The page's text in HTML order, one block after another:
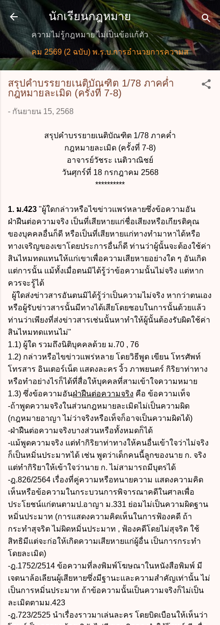
ข้ามไปที่เนื้อหาหลัก
นักเรียนกฎหมาย
ความไม่รู้กฎหมาย ไม่เป็นข้อแก้ตัว
2569 (2 ฉบับ) พ.ร.บ.การอำนวยการความสะดวกในการพิจา
สรุปคำบรรยายเนติบัณฑิต 1/78 ภาคค่ำ
กฎหมายละเมิด (ครั้งที่ 7-8)
- กันยายน 15, 2568
สรุปคำบรรยายเนติบัณฑิต 1/78 ภาคค่ำ
กฎหมายละเมิด (ครั้งที่ 7-8)
อาจารย์วัชระ เนติวาณิชย์
วันศุกร์ที่ 18 กรกฎาคม 2568
**********
1. ม.423 "ผู้ใดกล่าวหรือไขข่าวแพร่หลายซึ่งข้อความอัน
ฝ่าฝืนต่อความจริง เป็นที่เสียหายแก่ชื่อเสียงหรือเกียรติคุณ
ของบุคคลอื่นก็ดี หรือเป็นที่เสียหายแก่ทางทำมาหาได้หรือ
ทางเจริญของเขาโดยประการอื่นก็ดี ท่านว่าผู้นั้นจะต้องใช้ค่า
สินไหมทดแทนให้แก่เขาเพื่อความเสียหายอย่างใด ๆ อันเกิด
แต่การนั้น แม้ทั้งเมื่อตนมิได้รู้ว่าข้อความนั้นไม่จริง แต่หาก
ควรจะรู้ได้
ผู้ใดส่งข่าวสารอันตนมิได้รู้ว่าเป็นความไม่จริง หากว่าตนเอง
หรือผู้รับข่าวสารนั้นมีทางได้เสียโดยชอบในการนั้นด้วยแล้ว
ท่านว่าเพียงที่ส่งข่าวสารเช่นนั้นหาทำให้ผู้นั้นต้องรับผิดใช้ค่า
สินไหมทดแทนไม่"
1.1) ผู้ใด รวมถึงนิติบุคคลด้วย ม.70 , 76
1.2) กล่าวหรือไขข่าวแพร่หลาย โดยวิธีพูด เขียน โทรศัพท์
โทรสาร อินเตอร์เน็ต แสดงละคร งิ้ว ภาพยนตร์ กิริยาท่าทาง
หรือทำอย่างไรก็ได้ที่สื่อให้บุคคลที่สามเข้าใจความหมาย
1.3) ซึ่งข้อความอันฝ่าฝืนต่อความจริง คือ ข้อความเท็จ
-ถ้าพูดความจริงในส่วนกฎหมายละเมิดไม่เป็นความผิด
(กฎหมายอาญา ไม่ว่าจริงหรือเท็จก็อาจเป็นความผิดได้)
-ฝ่าฝืนต่อความจริงบางส่วนหรือทั้งหมดก็ได้
-แม้พูดความจริง แต่ทำกิริยาท่าทางให้คนอื่นเข้าใจว่าไม่จริง
ก็เป็นหมิ่นประมาทได้ เช่น พูดว่าเด็กคนนี้ลูกของนาย ก. จริง
แต่ทำกิริยาให้เข้าใจว่านาย ก. ไม่สามารถมีบุตรได้
-ฎ.826/2564 เรื่องที่คู่ความหรือทนายความ แสดงความคิด
เห็นหรือข้อความในกระบวนการพิจารณาคดีในศาลเพื่อ
ประโยชน์แก่ตนตามป.อาญา ม.331 ย่อมไม่เป็นความผิดฐาน
หมิ่นประมาท (การแสดงความคิดเห็นในการฟ้องคดี ถ้า
กระทำสุจริต ไม่ผิดหมิ่นประมาท , ฟ้องคดีโดยไม่สุจริต ใช้
สิทธิมีแต่จะก่อให้เกิดความเสียหายแก่ผู้อื่น เป็นการกระทำ
โดยละเมิด)
-ฎ.1752/2514 ข้อความที่ลงพิมพ์โฆษณาในหนังสือพิมพ์ มี
เจตนาล้อเลียนผู้เสียหายซึ่งมีฐานะและความสำคัญเท่านั้น ไม่
เป็นการหมิ่นประมาท ถ้าข้อความนั้นเป็นความจริงก็ไม่เป็น
ละเมิดตามม.423
-ฎ.723/2525 นำเรื่องราวมาเล่นละคร โดยบิดเบือนให้เห็นว่า